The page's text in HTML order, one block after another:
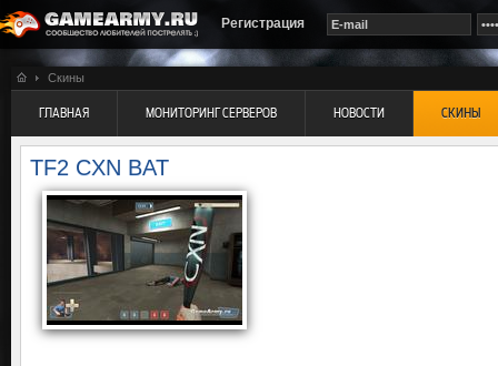
Регистрация
Скины
ГЛАВНАЯ МОНИТОРИНГ СЕРВЕРОВ НОВОСТИ СКИНЫ
TF2 CXN BAT